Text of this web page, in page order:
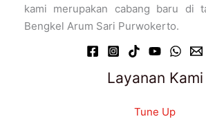
kami merupakan cabang baru di
Bengkel Arum Sari Purwokerto.
Layanan Kami
Tune Up